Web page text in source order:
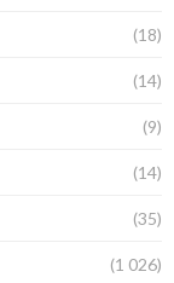
(18)
(14)
(9)
(14)
(35)
(1 026)